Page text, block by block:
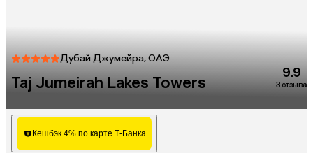
Дубай Джумейра, ОАЭ
Taj Jumeirah Lakes Towers
9.9
3 отзыва
Кешбэк 4% по карте Т-Банка